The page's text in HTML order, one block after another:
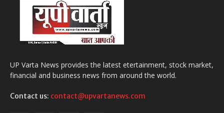
UP Varta News provides the latest etertainment, stock market,
financial and business news from around the world.
Contact us: contact@upvartanews.com